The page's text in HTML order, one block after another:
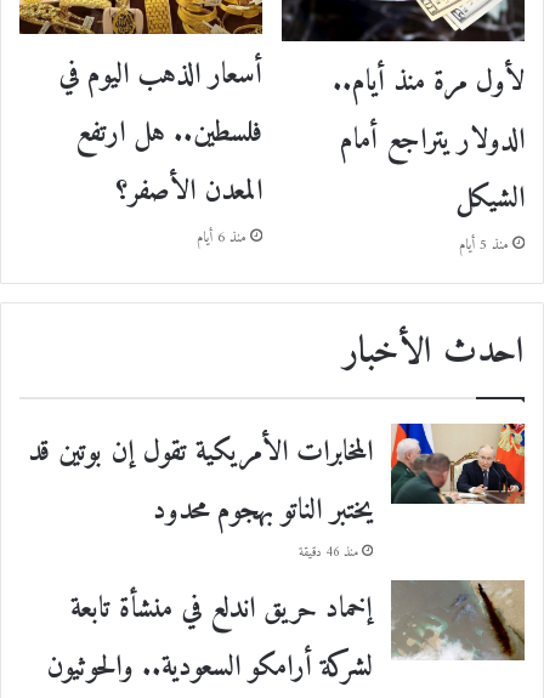
لأول مرة منذ أيام..
الدولار يتراجع أمام
الشيكل
منذ 5 أيام
أسعار الذهب اليوم في
فلسطين.. هل ارتفع
المعدن الأصفر؟
منذ 6 أيام
احدث الأخبار
المخابرات الأمريكية تقول إن بوتين قد
يختبر الناتو بهجوم محدود
منذ 46 دقيقة
إخماد حريق اندلع في منشأة تابعة
لشركة أرامكو السعودية.. والحوثيون